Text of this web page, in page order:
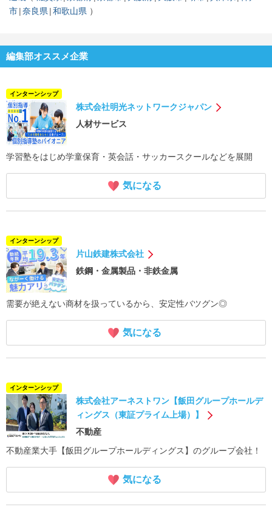
市 奈良県 和歌山県
編集部オススメ企業
インターンシップ
株式会社明光ネットワークジャパン
人材サービス
学習塾をはじめ学童保育・英会話・サッカースクールなどを展開
気になる
インターンシップ
片山鉄建株式会社
鉄鋼・金属製品・非鉄金属
需要が絶えない商材を扱っているから、安定性バツグン◎
気になる
インターンシップ
株式会社アーネストワン【飯田グループホールデ
ィングス（東証プライム上場）】
不動産
不動産業大手【飯田グループホールディングス】のグループ会社！
気になる